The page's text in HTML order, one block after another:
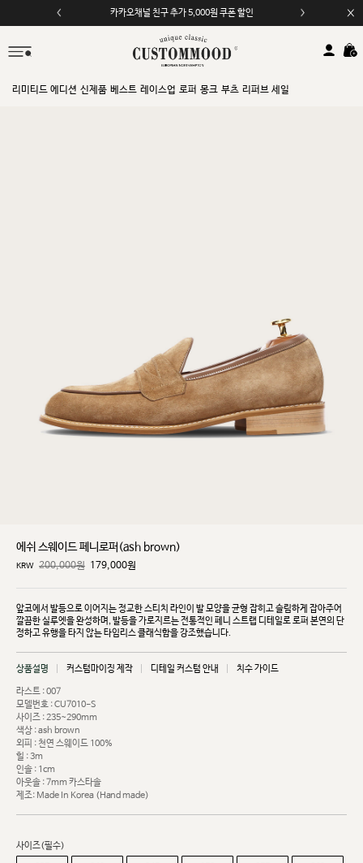
카카오채널 친구 추가 5,000원 쿠폰 할인
모바일 앱 자동 2,000원 할인
리미티드 에디션 신제품 베스트 레이스업 로퍼 몽크 부츠 리퍼브 세일
에쉬 스웨이드 페니로퍼(ash brown)
KRW 200,000원 179,000원
앞코에서 발등으로 이어지는 정교한 스티치 라인이 발 모양을 균형 잡히고 슬림하게 잡아주어
깔끔한실루엣을 완성하며, 발등을 가로지르는 전통적인 페니 스트랩 디테일로 로퍼 본연의 단
정하고 유행을타지 않는 타임리스 클래식함을 강조했습니다.
상품설명 커스텀마이징 제작 디테일 커스텀 안내 치수 가이드
라스트 : 007
모델번호 : CU7010-S
사이즈 : 235~290mm
색상 : ash brown
외피 : 천연 스웨이드 100%
힐 : 3m
인솔 : 1cm
아웃솔 : 7mm 카스타솔
제조: Made In Korea (Hand made)
사이즈(필수)